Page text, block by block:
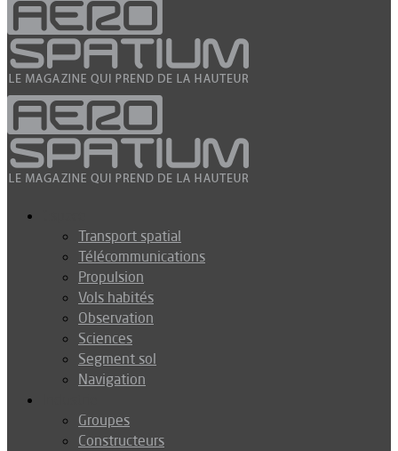
Transport spatial
Télécommunications
Propulsion
Vols habités
Observation
Sciences
Segment sol
Navigation
Groupes
Constructeurs